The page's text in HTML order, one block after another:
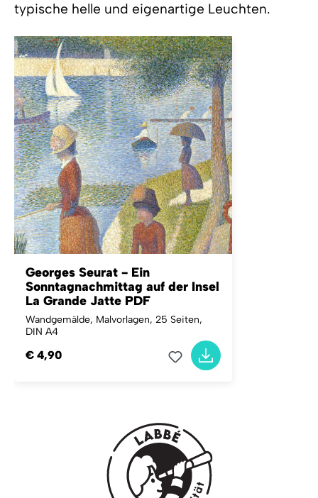
typische helle und eigenartige Leuchten.
Georges Seurat - Ein
Sonntagnachmittag auf der Insel
La Grande Jatte PDF
Wandgemälde, Malvorlagen, 25 Seiten,
DIN A4
€ 4,90